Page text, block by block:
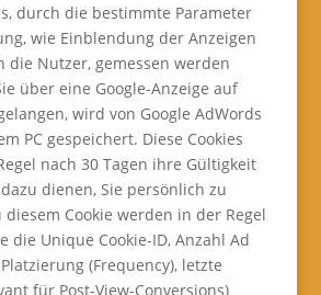
durch die bestimmte Parameter
wie Einblendung der Anzeigen
die Nutzer, gemessen werden
über eine Google-Anzeige auf
wird von Google AdWords
PC gespeichert. Diese Cookies
nach 30 Tagen ihre Gültigkeit
dienen, Sie persönlich zu
Cookie werden in der Regel
die Unique Cookie-ID, Anzahl Ad
(Frequency), letzte
für Post-View-Conversions)